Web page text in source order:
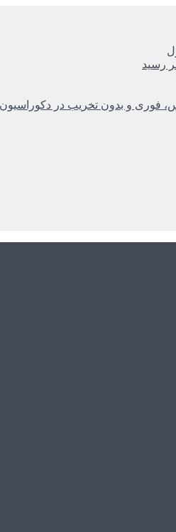
فوری و بدون تخریب در